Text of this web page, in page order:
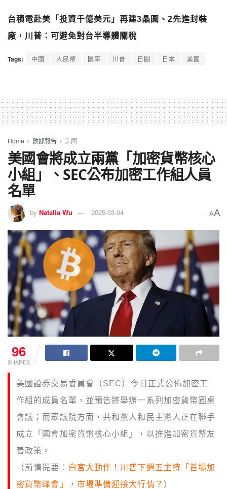
台積電赴美「投資千億美元」再建3晶圓、2先進封裝
廠，川普：可避免對台半導體關稅
Tags: 中國 人民幣 匯率 川普 日圓 日本 美國
Home 數據報告 美國
美國會將成立兩黨「加密貨幣核心
小組」、SEC公布加密工作組人員
名單
by Natalia Wu 2025-03-04 AA
96
SHARES
美國證券交易委員會（SEC）今日正式公佈加密工
作組的成員名單，並預告將舉辦一系列加密貨幣圓桌
會議；而眾議院方面，共和黨人和民主黨人正在聯手
成立「國會加密貨幣核心小組」，以推進加密貨幣友
善政策。
（前情提要： 白宮大動作！川普下週五主持「首場加
密貨幣峰會」，市場準備迎接大行情？ ）